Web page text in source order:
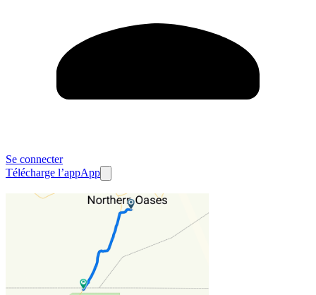
Se connecter
Télécharge l’appApp